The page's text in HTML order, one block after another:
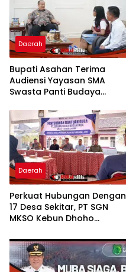
Daerah
Bupati Asahan Terima
Audiensi Yayasan SMA
Swasta Panti Budaya
Grace Natalie Sagala
Daerah
Perkuat Hubungan Dengan
17 Desa Sekitar, PT SGN
MKSO Kebun Dhoho
Gula